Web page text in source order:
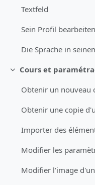
Textfeld
Sein Profil bearbeiten
Collapse
Obtenir un nouveau